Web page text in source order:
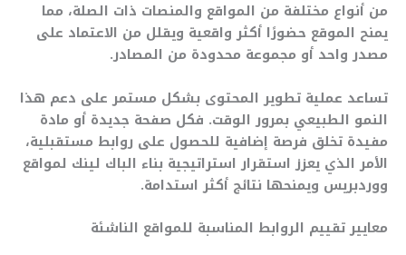
من أنواع مختلفة من المواقع والمنصات ذات الصلة، مما
يمنح الموقع حضورًا أكثر واقعية ويقلل من الاعتماد على
مصدر واحد أو مجموعة محدودة من المصادر.
تساعد عملية تطوير المحتوى بشكل مستمر على دعم هذا
النمو الطبيعي بمرور الوقت. فكل صفحة جديدة أو مادة
مفيدة تخلق فرصة إضافية للحصول على روابط مستقبلية،
الأمر الذي يعزز استقرار استراتيجية بناء الباك لينك لمواقع
ووردبريس ويمنحها نتائج أكثر استدامة.
معايير تقييم الروابط المناسبة للمواقع الناشئة